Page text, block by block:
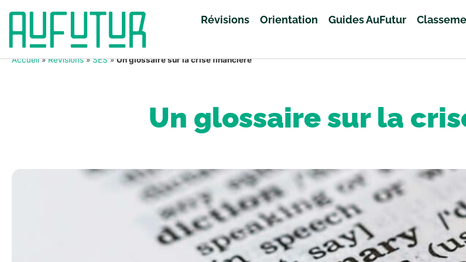
Révisions Orientation Guides AuFutur
Accueil»Révisions»SES»Un glossaire sur la crise financière
Un glossaire sur la